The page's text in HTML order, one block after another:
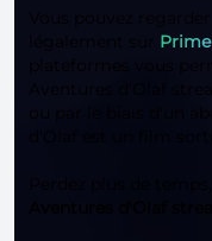
Vous pouvez regarder
légalement sur
plateformes vous
Aventures d'Olaf
ou par le biais d'un
d'Olaf est un film
Aventures d'Olaf